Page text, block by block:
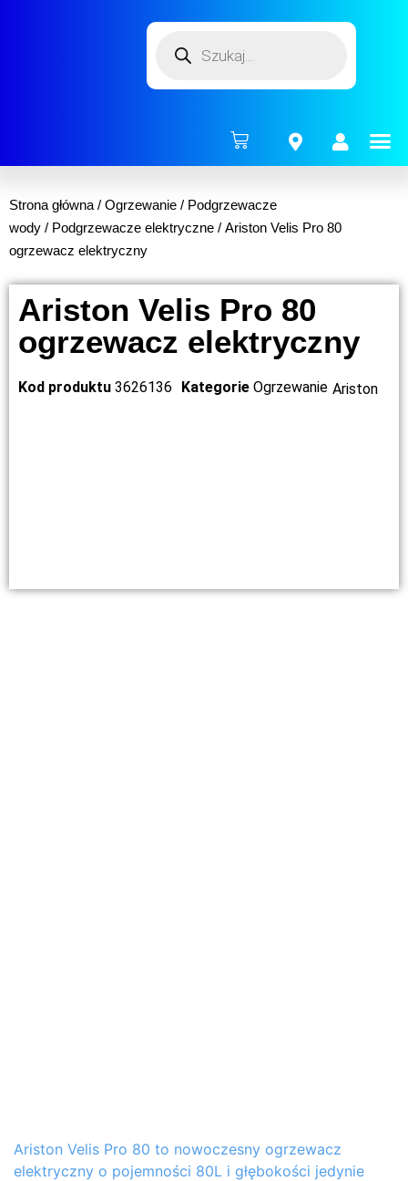
Strona główna / Ogrzewanie / Podgrzewacze
wody / Podgrzewacze elektryczne / Ariston Velis Pro 80
ogrzewacz elektryczny
Ariston Velis Pro 80
ogrzewacz elektryczny
Kod produktu 3626136 Kategorie Ogrzewanie Ariston
Ariston Velis Pro 80 to nowoczesny ogrzewacz
elektryczny o pojemności 80L i głębokości jedynie